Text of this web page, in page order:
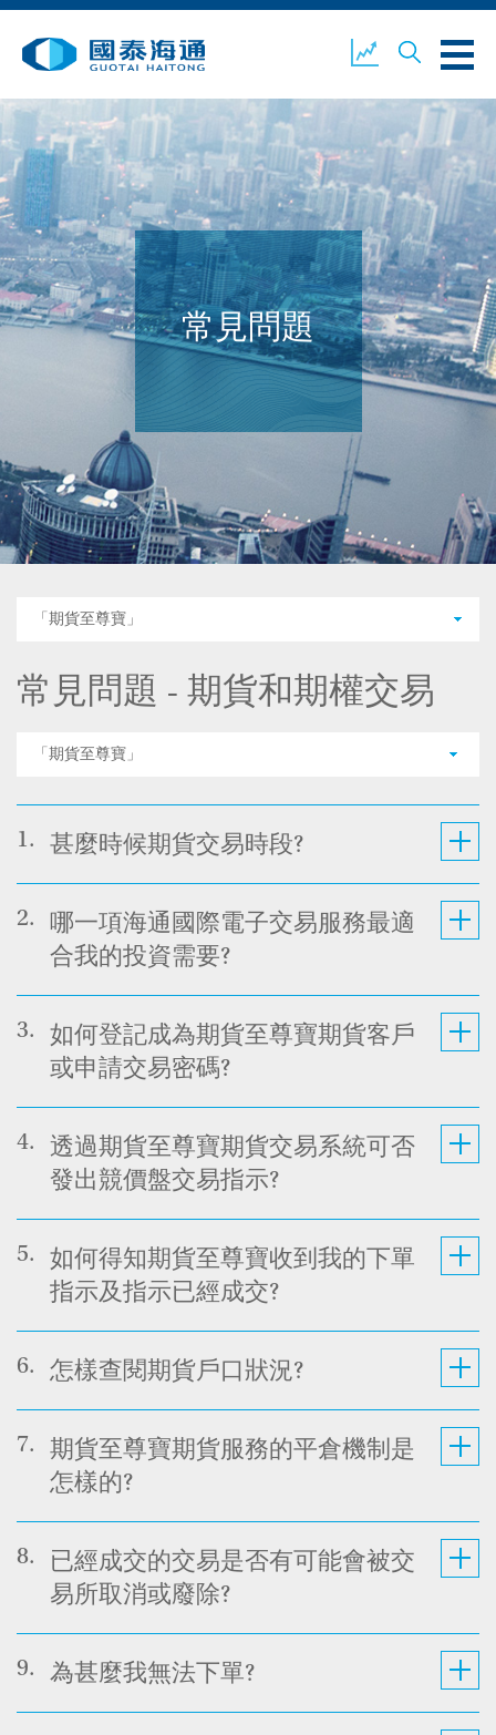
業務概覽 公司新聞
環境、社會及企業管治 國泰海通證券 聯絡我們
常見問題
「期貨至尊寶」
常見問題 - 期貨和期權交易
「期貨至尊寶」
1. 甚麼時候期貨交易時段?
2.
哪一項海通國際電子交易服務最適
合我的投資需要?
3.
如何登記成為期貨至尊寶期貨客戶
或申請交易密碼?
4.
透過期貨至尊寶期貨交易系統可否
發出競價盤交易指示?
5.
如何得知期貨至尊寶收到我的下單
指示及指示已經成交?
6. 怎樣查閱期貨戶口狀況?
7.
期貨至尊寶期貨服務的平倉機制是
怎樣的?
8.
已經成交的交易是否有可能會被交
易所取消或廢除?
9. 為甚麼我無法下單?